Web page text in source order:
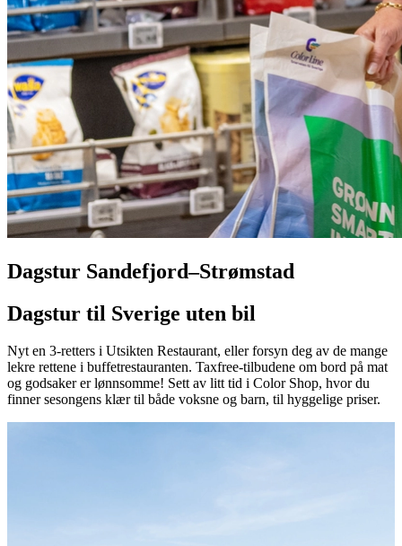
Dagstur Sandefjord–Strømstad
Dagstur til Sverige uten bil
Nyt en 3-retters i Utsikten Restaurant, eller forsyn deg av de mange
lekre rettene i buffetrestauranten. Taxfree-tilbudene om bord på mat
og godsaker er lønnsomme! Sett av litt tid i Color Shop, hvor du
finner sesongens klær til både voksne og barn, til hyggelige priser.